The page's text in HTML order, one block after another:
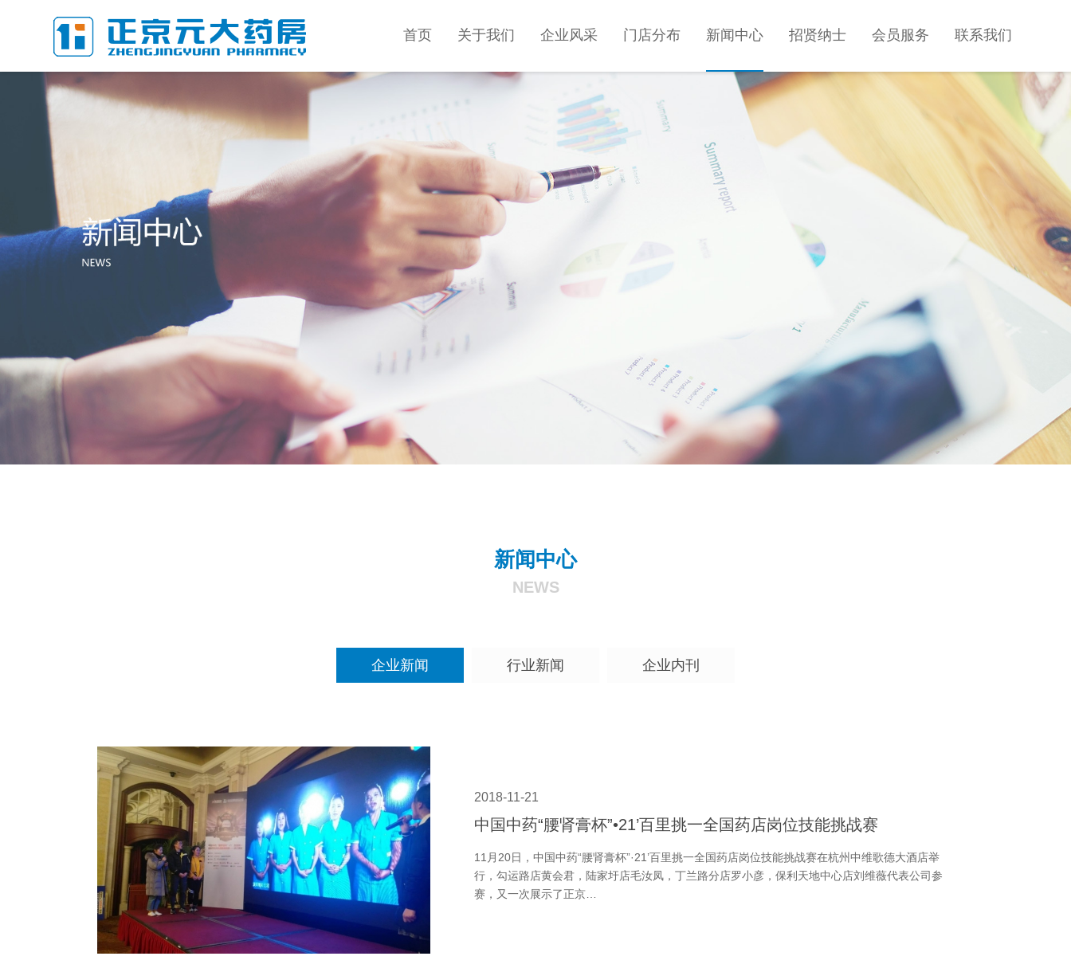
首页 关于我们 企业风采 门店分布 新闻中心 招贤纳士 会员服务 联系我们
新闻中心
NEWS
企业新闻 行业新闻 企业内刊
2018-11-21
中国中药“腰肾膏杯”•21’百里挑一全国药店岗位技能挑战赛
11月20日，中国中药“腰肾膏杯”·21’百里挑一全国药店岗位技能挑战赛在杭州中维歌德大酒店举
行，勾运路店黄会君，陆家圩店毛汝凤，丁兰路分店罗小彦，保利天地中心店刘维薇代表公司参
赛，又一次展示了正京…